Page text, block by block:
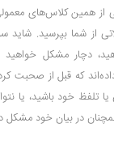
از همین کلاس‌های
از شما بپرسید. شاید
دچار مشکل
که قبل از صحبت
یا تلفظ خود باشید، یا
در بیان خود مشکل